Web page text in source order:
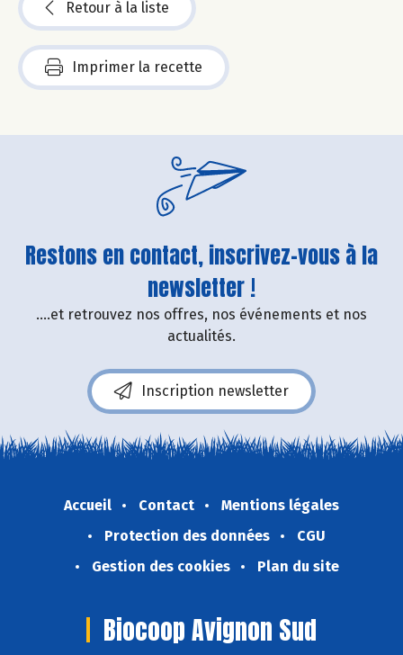
Retour à la liste
Imprimer la recette
Restons en contact, inscrivez-vous à la
newsletter !
....et retrouvez nos offres, nos événements et nos
actualités.
Inscription newsletter
Accueil Contact
Mentions légales
Protection des données
CGU
Gestion des cookies
Plan du site
Biocoop Avignon Sud